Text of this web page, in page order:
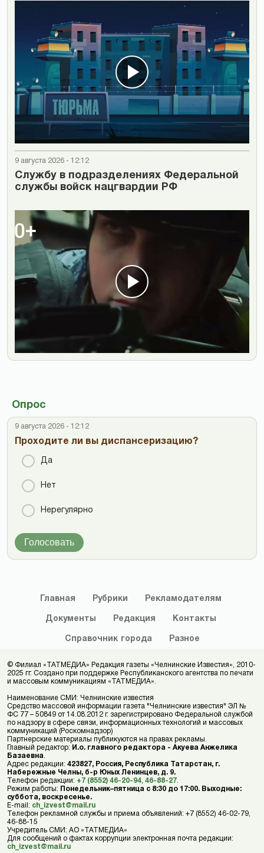
9 августа 2026 - 12:12
Cлужбу в подразделениях Федеральной
службы войск нацгвардии РФ
Опрос
9 августа 2026 - 12:12
Проходите ли вы диспансеризацию?
Да
Нет
Нерегулярно
Голосовать
Главная Рубрики Рекламодателям
Документы Редакция Контакты
Справочник города Разное
© Филиал «ТАТМЕДИА» Редакция газеты «Челнинские Известия», 2010-
2025 гг. Создано при поддержке Республиканского агентства по печати
и массовым коммуникациям «ТАТМЕДИА».
Наименование СМИ: Челнинские известия
Средство массовой информации газета "Челнинские известия" ЭЛ №
ФС 77 – 50849 от 14.08.2012 г. зарегистрировано Федеральной службой
по надзору в сфере связи, информационных технологий и массовых
коммуникаций (Роскомнадзор)
Партнерские материалы публикуются на правах рекламы.
Главный редактор: И.о. главного редактора - Акуева Анжелика
Базаевна
Адрес редакции: 423827, Россия, Республика Татарстан, г.
Набережные Челны, б-р Юных Ленинцев, д. 9.
Телефон редакции: +7 (8552) 46-20-94 46-88-27
Режим работы: Понедельник–пятница с 8:30 до 17:00. Выходные:
суббота, воскресенье.
E-mail: ch_izvest@mail.ru
Телефон рекламной службы и приема объявлений: +7 (8552) 46-02-79,
46-88-15
Учредитель СМИ: АО «ТАТМЕДИА»
Для сообщений о фактах коррупции электронная почта редакции:
ch_izvest@mail.ru